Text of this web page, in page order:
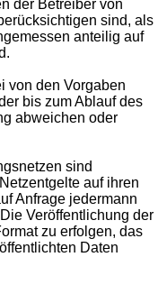
der Betreiber von
sind, als
anteilig auf
von den Vorgaben
bis zum Ablauf des
abweichen oder
sind
auf ihren
Anfrage jedermann
Die Veröffentlichung der
zu erfolgen, das
Daten